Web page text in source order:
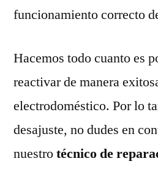
funcionamiento correcto
Hacemos todo cuanto es
reactivar de manera
electrodoméstico. Por lo
desajuste, no dudes en
nuestrotécnico de